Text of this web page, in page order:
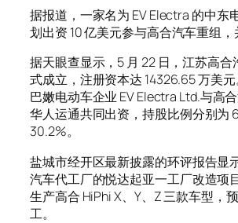
据报道，一家名为 EV Electra 的中东
划出资 10 亿美元参与高合汽车重组，
据天眼查显示，5 月 22 日，江苏高合
式成立，注册资本达 14326.65 万美
巴嫩电动车企业 EV Electra Ltd.与高
华人运通共同出资，持股比例分别为
30.2%。
盐城市经开区最新披露的环评报告显
汽车代工厂的悦达起亚一工厂改造项
生产高合 HiPhi X、Y、Z 三款车型，
工。